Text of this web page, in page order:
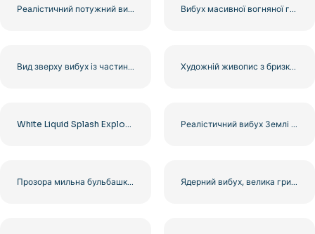
Реалістичний потужний вибух із чорним димом безкоштовно PNG Вибух масивної вогняної грибної хмари безкоштовно PNG
Вид зверху вибух із частинками, що летять у всіх напрямках, безкоштовно PNG Художній живопис з бризками блакитної води безкоштовно PNG
White Liquid Splash Explosion Isolated with Droplets Free PNG Реалістичний вибух Землі з вогняними тріщинами безкоштовний PNG
Прозора мильна бульбашка з відображеннями для безкоштовного PNG Ядерний вибух, велика грибоподібна хмара, безкоштовний PNG